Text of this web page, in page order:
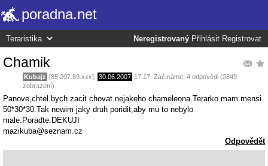
poradna.net
Neregistrovaný Přihlásit Registrovat
Chamik
Kubajz [85.207.89.xxx], 30.06.2007 17:17 Začínáme , 4 odpovědi (2849
zobrazení)
Panove,chtel bych zacit chovat nejakeho chameleona.Terarko mam mensi
50*30*30.Tak newim jaky druh poridit,aby mu to nebylo
male.Poradte.DEKUJI
mazikuba@seznam.cz
Odpovědět